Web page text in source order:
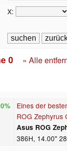
X:
0 » Alle
Eines der
ROG Zephyrus
Asus ROG
386H, 14.00"